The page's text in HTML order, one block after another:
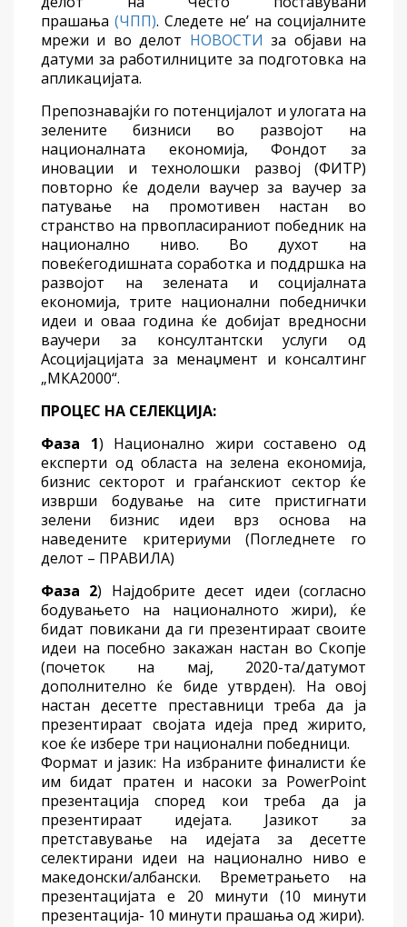
прашања (ЧПП). Следете не’ на социјалните
мрежи и во делот НОВОСТИ за објави на
датуми за работилниците за подготовка на
апликацијата.
Препознавајќи го потенцијалот и улогата на
зелените бизниси во развојот на
националната економија, Фондот за
иновации и технолошки развој (ФИТР)
повторно ќе додели ваучер за ваучер за
патување на промотивен настан во
странство на првопласираниот победник на
национално ниво. Во духот на
повеќегодишната соработка и поддршка на
развојот на зелената и социјалната
економија, трите национални победнички
идеи и оваа година ќе добијат вредносни
ваучери за консултантски услуги од
Асоцијацијата за менаџмент и консалтинг
„МКА2000“.
ПРОЦЕС НА СЕЛЕКЦИЈА:
Фаза 1) Национално жири составено од
експерти од областа на зелена економија,
бизнис секторот и граѓанскиот сектор ќе
изврши бодување на сите пристигнати
зелени бизнис идеи врз основа на
наведените критериуми (Погледнете го
делот – ПРАВИЛА)
Фаза 2) Најдобрите десет идеи (согласно
бодувањето на националното жири), ќе
бидат повикани да ги презентираат своите
идеи на посебно закажан настан во Скопје
(почеток на мај, 2020-та/датумот
допoлнително ќе биде утврден). На овој
настан десетте преставници треба да ја
презентираат својата идеја пред жирито,
кое ќе избере три национални победници.
Формат и јазик: На избраните финалисти ќе
им бидат пратен и насоки за PowerPoint
презентација според кои треба да ја
презентираат идејата. Јазикот за
претставување на идејата за десетте
селектирани идеи на национално ниво е
македонски/албански. Времетрањето на
презентацијата е 20 минути (10 минути
презентација- 10 минути прашања од жири).